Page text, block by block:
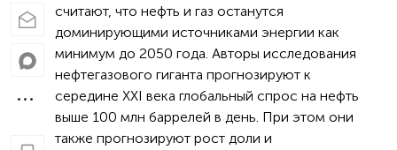
считают, что нефть и газ останутся
доминирующими источниками энергии как
минимум до 2050 года. Авторы исследования
нефтегазового гиганта прогнозируют к
середине XXI века глобальный спрос на нефть
выше 100 млн баррелей в день. При этом они
также прогнозируют рост доли и